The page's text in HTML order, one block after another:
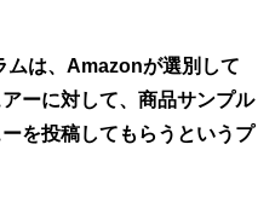
は、Amazonが選別して
ーに対して、商品サンプル
を投稿してもらうというプ